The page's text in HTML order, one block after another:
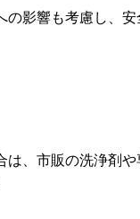
影響も考慮し、
、市販の洗浄剤